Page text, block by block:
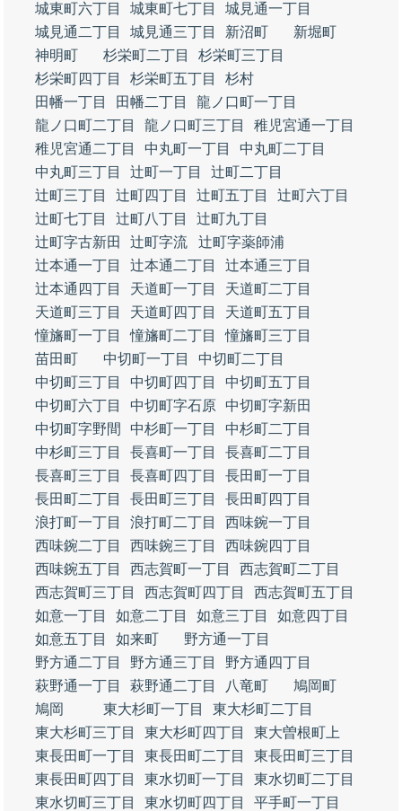
城東町六丁目
城東町七丁目
城見通一丁目
城見通二丁目
城見通三丁目 新沼町
新堀町
神明町
杉栄町二丁目
杉栄町三丁目
杉栄町四丁目
杉栄町五丁目
杉村
田幡一丁目
田幡二丁目
龍ノ口町一丁目
龍ノ口町二丁目
龍ノ口町三丁目
稚児宮通一丁目
稚児宮通二丁目
中丸町一丁目
中丸町二丁目
中丸町三丁目
辻町一丁目
辻町二丁目
辻町三丁目
辻町四丁目 辻町五丁目
辻町六丁目
辻町七丁目
辻町八丁目
辻町九丁目
辻町字古新田
辻町字流
辻町字薬師浦
辻本通一丁目
辻本通二丁目
辻本通三丁目
辻本通四丁目
天道町一丁目
天道町二丁目
天道町三丁目
天道町四丁目
天道町五丁目
憧旛町一丁目
憧旛町二丁目
憧旛町三丁目
苗田町
中切町一丁目
中切町二丁目
中切町三丁目
中切町四丁目
中切町五丁目
中切町六丁目
中切町字石原
中切町字新田
中切町字野間
中杉町一丁目
中杉町二丁目
中杉町三丁目
長喜町一丁目
長喜町二丁目
長喜町三丁目
長喜町四丁目
長田町一丁目
長田町二丁目
長田町三丁目
長田町四丁目
浪打町一丁目
浪打町二丁目
西味鋺一丁目
西味鋺二丁目
西味鋺三丁目
西味鋺四丁目
西味鋺五丁目
西志賀町一丁目
西志賀町二丁目
西志賀町三丁目
西志賀町四丁目
西志賀町五丁目
如意一丁目
如意二丁目 如意三丁目
如意四丁目
如意五丁目
如来町
野方通一丁目
野方通二丁目
野方通三丁目
野方通四丁目
萩野通一丁目
萩野通二丁目 八竜町
鳩岡町
鳩岡
東大杉町一丁目
東大杉町二丁目
東大杉町三丁目
東大杉町四丁目
東大曽根町上
東長田町一丁目
東長田町二丁目
東長田町三丁目
東長田町四丁目
東水切町一丁目
東水切町二丁目
東水切町三丁目
東水切町四丁目
平手町一丁目